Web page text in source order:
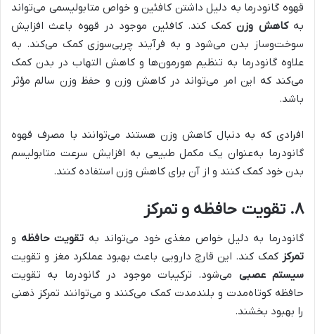
قهوه گانودرما به دلیل داشتن کافئین و خواص متابولیسمی می‌تواند
بهکاهش وزنکمک کند. کافئین موجود در قهوه باعث افزایش
سوخت‌وساز بدن می‌شود و به فرآیند چربی‌سوزی کمک می‌کند. به
علاوه گانودرما به تنظیم هورمون‌ها و کاهش التهاب در بدن کمک
می‌کند که این امر می‌تواند در کاهش وزن و حفظ وزن سالم مؤثر
باشد.
افرادی که به دنبال کاهش وزن هستند می‌توانند با مصرف قهوه
گانودرما به‌عنوان یک مکمل طبیعی به افزایش سرعت متابولیسم
بدن خود کمک کنند و از آن برای کاهش وزن استفاده کنند.
۸. تقویت حافظه و تمرکز
گانودرما به دلیل خواص مغذی خود می‌تواند به تقویت حافظه و
تمرکز کمک کند. این قارچ دارویی باعث بهبود عملکرد مغز و تقویت
سیستم عصبی می‌شود. ترکیبات موجود در گانودرما به تقویت
حافظه کوتاه‌مدت و بلندمدت کمک می‌کنند و می‌توانند تمرکز ذهنی
را بهبود بخشند.